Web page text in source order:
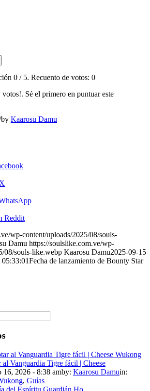
0 / 5. Recuento de votos: 0
votos!. Sé el primero en puntuar este
by Kaarosu Damu
Reddit
wp-content/uploads/2025/08/souls-
Damu https://soulslike.com.ve/wp-
08/souls-like.webp Kaarosu Damu2025-09-15
Fecha de lanzamiento de Bounty Star
al Vanguardia Tigre fácil | Cheese
16, 2026 - 8:38 amby: Kaarosu Damuin:
, Guías